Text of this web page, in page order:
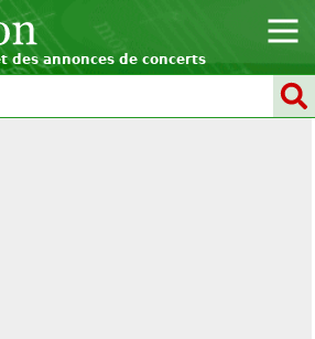
annonces de concerts